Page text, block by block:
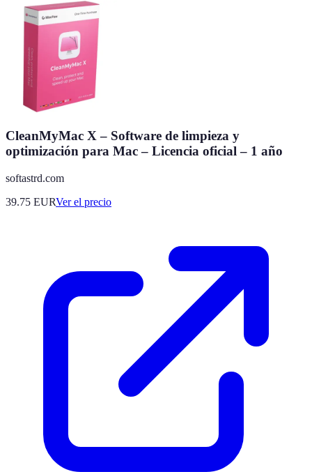
CleanMyMac X – Software de limpieza y
optimización para Mac – Licencia oficial – 1 año
softastrd.com
39.75 EURVer el precio